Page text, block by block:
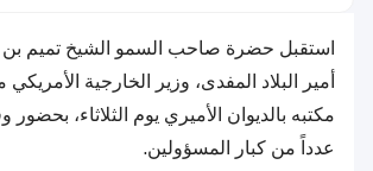
استقبل حضرة صاحب السمو الشيخ تميم بن
أمير البلاد المفدى، وزير الخارجية
مكتبه بالديوان الأميري يوم الثلاثاء،
عدداً من كبار المسؤولين.